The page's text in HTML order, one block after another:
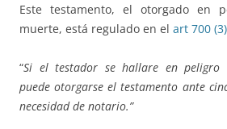
Este testamento, el otorgado en
muerte, está regulado en el art 700 (3)
“Si el testador se hallare en peligro
puede otorgarse el testamento ante
necesidad de notario.”